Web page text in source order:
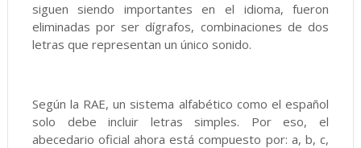
siguen siendo importantes en el idioma, fueron
eliminadas por ser dígrafos, combinaciones de dos
letras que representan un único sonido.
Según la RAE, un sistema alfabético como el español
solo debe incluir letras simples. Por eso, el
abecedario oficial ahora está compuesto por: a, b, c,